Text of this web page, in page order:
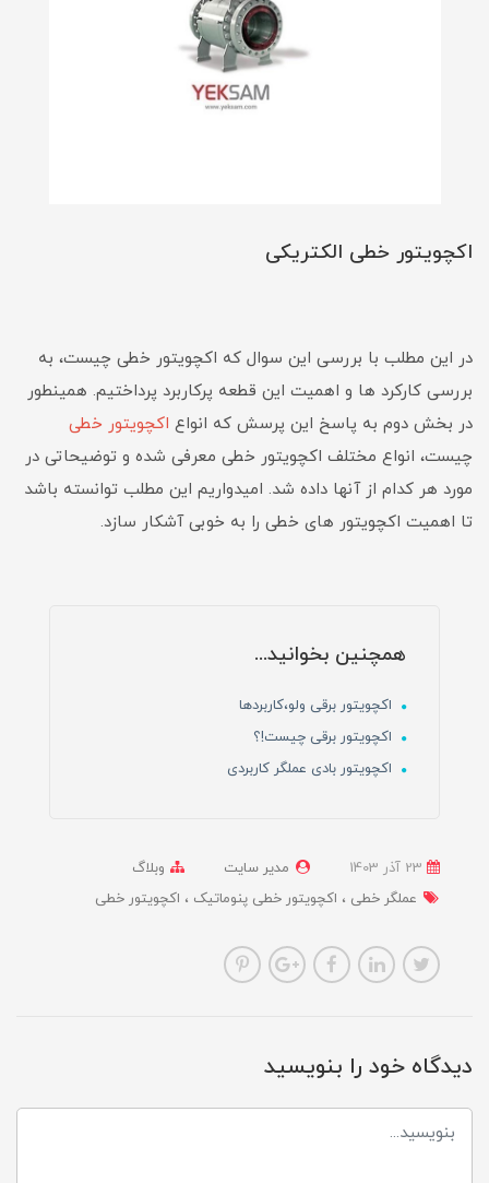
اکچویتور خطی الکتریکی
در این مطلب با بررسی این سوال که اکچویتور خطی چیست، به
بررسی کارکرد ها و اهمیت این قطعه پرکاربرد پرداختیم. همینطور
در بخش دوم به پاسخ این پرسش که انواع اکچویتور خطی
چیست، انواع مختلف اکچویتور خطی معرفی شده و توضیحاتی در
مورد هر کدام از آنها داده شد. امیدواریم این مطلب توانسته باشد
تا اهمیت اکچویتور های خطی را به خوبی آشکار سازد.
همچنین بخوانید...
اکچویتور برقی ولو،کاربردها
اکچویتور برقی چیست!؟
اکچویتور بادی عملگر کاربردی
مدیر سایت
وبلاگ
عملگر خطی
اکچویتور خطی پنوماتیک اکچویتور خطی
دیدگاه خود را بنویسید